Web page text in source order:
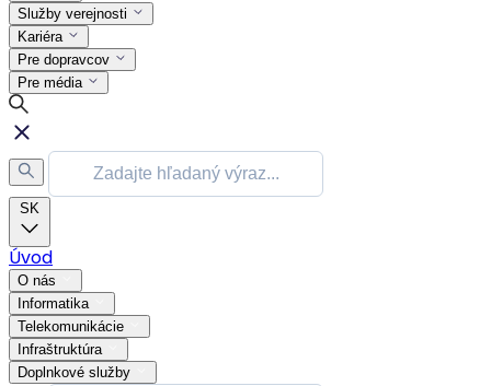
Služby verejnosti
Kariéra
Pre dopravcov
Pre média
SK
Úvod
O nás
Informatika
Telekomunikácie
Infraštruktúra
Doplnkové služby